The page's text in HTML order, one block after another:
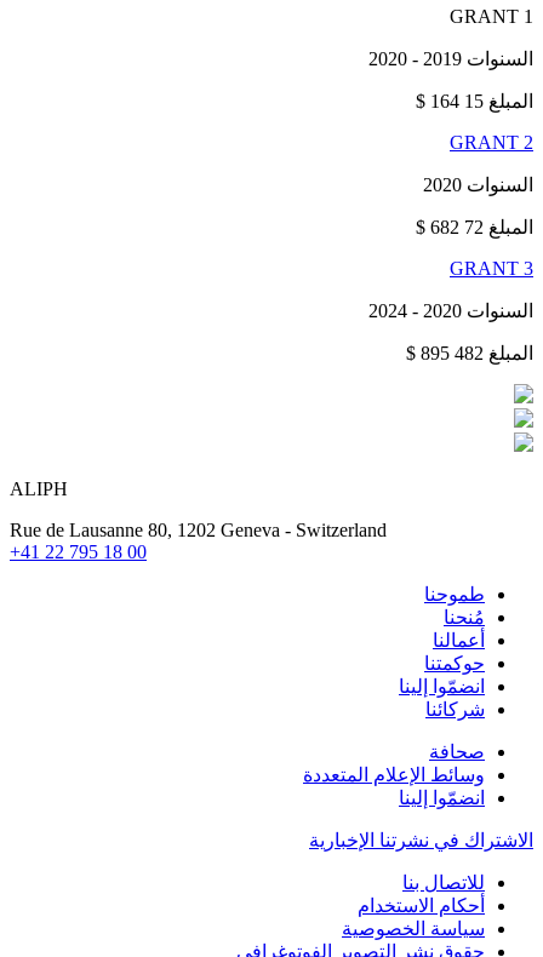
GRANT 1
السنوات 2019 - 2020
المبلغ 15 164 $
GRANT 2
السنوات 2020
المبلغ 72 682 $
GRANT 3
السنوات 2020 - 2024
المبلغ 482 895 $
ALIPH
Rue de Lausanne 80, 1202 Geneva - Switzerland
+41 22 795 18 00
طموحنا
مُنحنا
أعمالنا
حوكمتنا
انضمّوا إلينا
شركائنا
صحافة
وسائط الإعلام المتعددة
انضمّوا إلينا
الاشتراك في نشرتنا الإخبارية
للاتصال بنا
أحكام الاستخدام
سياسة الخصوصية
حقوق نشر التصوير الفوتوغرافي